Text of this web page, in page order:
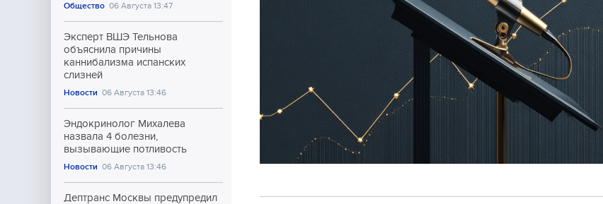
Общество 06 Августа 13:47
Эксперт ВШЭ Тельнова
объяснила причины
каннибализма испанских
слизней
Новости 06 Августа 13:46
Эндокринолог Михалева
назвала 4 болезни,
вызывающие потливость
Новости 06 Августа 13:46
Дептранс Москвы предупредил